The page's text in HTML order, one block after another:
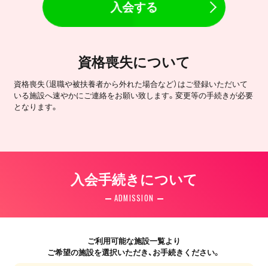
入会する
資格喪失について
資格喪失（退職や被扶養者から外れた場合など）はご登録いただいて
いる施設へ速やかにご連絡をお願い致します。変更等の手続きが必要
となります。
入会手続きについて
ADMISSION
ご利用可能な施設一覧より
ご希望の施設を選択いただき、お手続きください。